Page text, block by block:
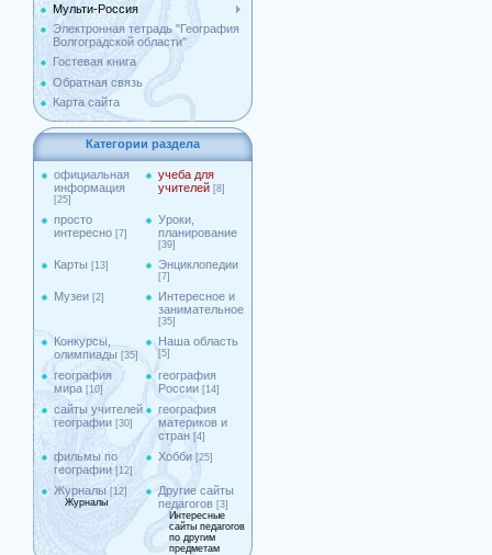
Мульти-Россия
Электронная тетрадь "География
Волгоградской области"
Гостевая книга
Обратная связь
Карта сайта
Категории раздела
официальная
информация
[25]
учеба для
учителей [8]
просто
интересно [7]
Уроки,
планирование
[39]
Карты [13] Энциклопедии
[7]
Музеи [2]
Интересное и
занимательное
[35]
Конкурсы,
олимпиады [35]
Наша область
[5]
география
мира [10]
география
России [14]
сайты учителей
географии [30]
география
материков и
стран [4]
фильмы по
географии [12]
Хобби [25]
Журналы [12]
Журналы
Другие сайты
педагогов [3]
Интересные
сайты педагогов
по другим
предметам